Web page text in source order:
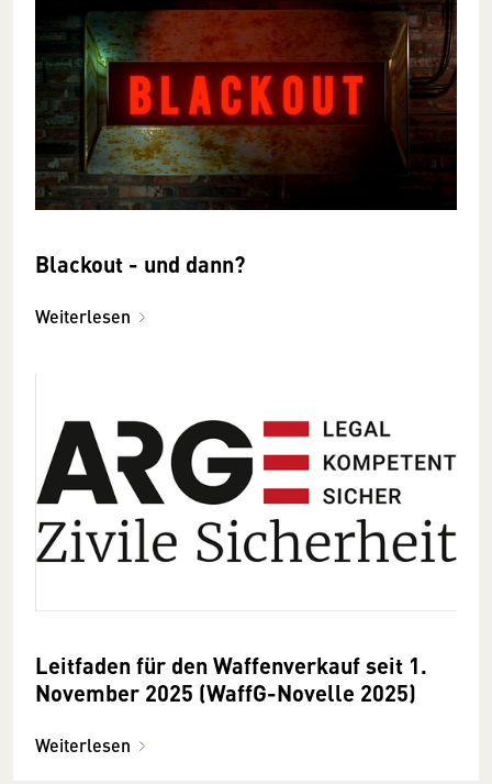
Blackout - und dann?
Weiterlesen
Leitfaden für den Waffenverkauf seit 1.
November 2025 (WaffG-Novelle 2025)
Weiterlesen